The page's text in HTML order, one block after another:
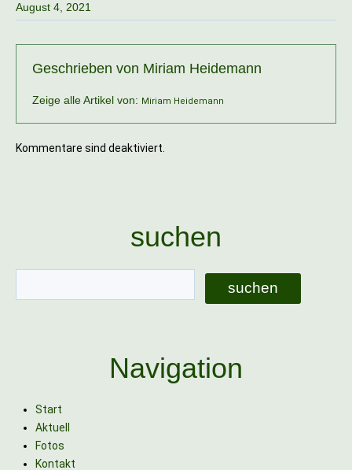
August 4, 2021
Geschrieben von Miriam Heidemann
Zeige alle Artikel von: Miriam Heidemann
Kommentare sind deaktiviert.
suchen
Navigation
Start
Aktuell
Fotos
Kontakt